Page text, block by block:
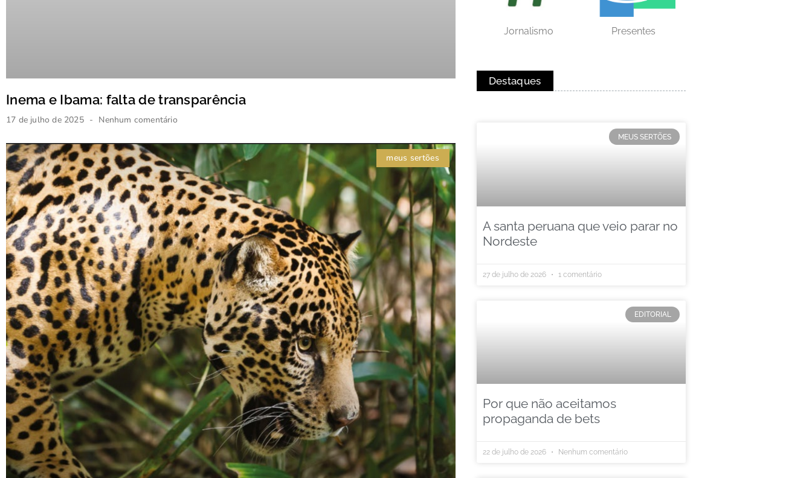
Inema e Ibama: falta de transparência
17 de julho de 2025 Nenhum comentário
meus sertões
Jornalismo Presentes
Destaques
MEUS SERTÕES
A santa peruana que veio parar no
Nordeste
27 de julho de 2026 1 comentário
EDITORIAL
Por que não aceitamos
propaganda de bets
22 de julho de 2026 Nenhum comentário